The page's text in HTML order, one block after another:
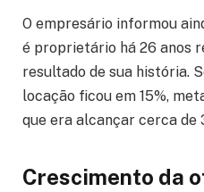
O empresário informou
é proprietário há 26 anos
resultado de sua história.
locação ficou em 15%,
que era alcançar cerca de
Crescimento da